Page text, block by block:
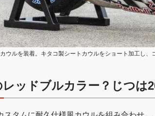
ウルを装着。キタコ製シートカウルをショート加工し、
ッドブルカラー？じつは